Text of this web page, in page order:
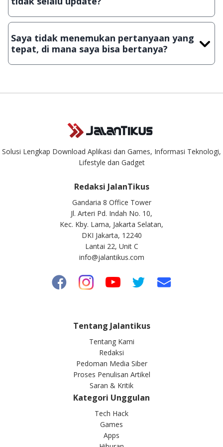
Demi menjaga kualitas aplikasi dan games yang ada di
download secara manual, sehingga kuota sebesar ribuan
aplikasi & games tidak dapat tercapai dalam waktu yang
singkat.
Saya tidak menemukan pertanyaan yang
tepat, di mana saya bisa bertanya?
Kami dengan senang hati menjawab setiap pertanyaan yang
Solusi Lengkap Download Aplikasi dan Games, Informasi Teknologi,
Lifestyle dan Gadget
Redaksi JalanTikus
Gandaria 8 Office Tower
Jl. Arteri Pd. Indah No. 10,
Kec. Kby. Lama, Jakarta Selatan,
DKI Jakarta, 12240
Lantai 22, Unit C
info@jalantikus.com
Tentang Jalantikus
Tentang Kami
Redaksi
Pedoman Media Siber
Proses Penulisan Artikel
Saran & Kritik
Kategori Unggulan
Tech Hack
Games
Apps